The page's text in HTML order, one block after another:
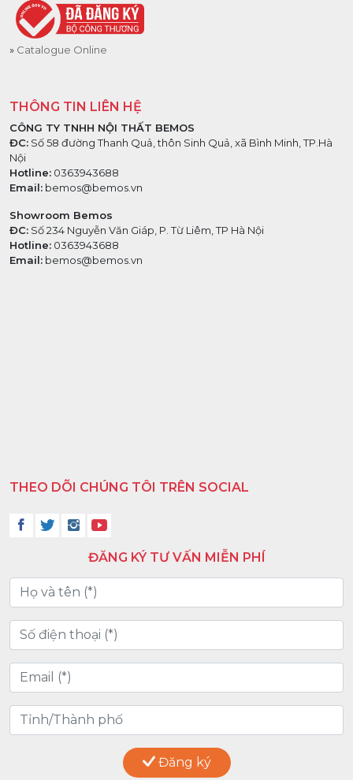
Catalogue Online
THÔNG TIN LIÊN HỆ
CÔNG TY TNHH NỘI THẤT BEMOS
ĐC: Số 58 đường Thanh Quả, thôn Sinh Quả, xã Bình Minh, TP.Hà
Nội
Hotline: 0363943688
Email: bemos@bemos.vn
Showroom Bemos
ĐC: Số 234 Nguyễn Văn Giáp, P. Từ Liêm, TP Hà Nội
Hotline: 0363943688
Email: bemos@bemos.vn
THEO DÕI CHÚNG TÔI TRÊN SOCIAL
ĐĂNG KÝ TƯ VẤN MIỄN PHÍ
Đăng ký